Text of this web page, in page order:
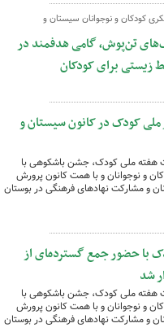
کودکان و نوجوانان سیستان و
تن‌پوش، گامی هدفمند در
برای کودکان
کودک در کانون سیستان و
هفته ملی کودک، جشن باشکوهی با
و نوجوانان و با همت کانون پرورش
و مشارکت نهادهای فرهنگی در بوستان
با حضور جمع گسترده‌‍ای از
شد
هفته ملی کودک، جشن باشکوهی با
و نوجوانان و با همت کانون پرورش
و مشارکت نهادهای فرهنگی در بوستان